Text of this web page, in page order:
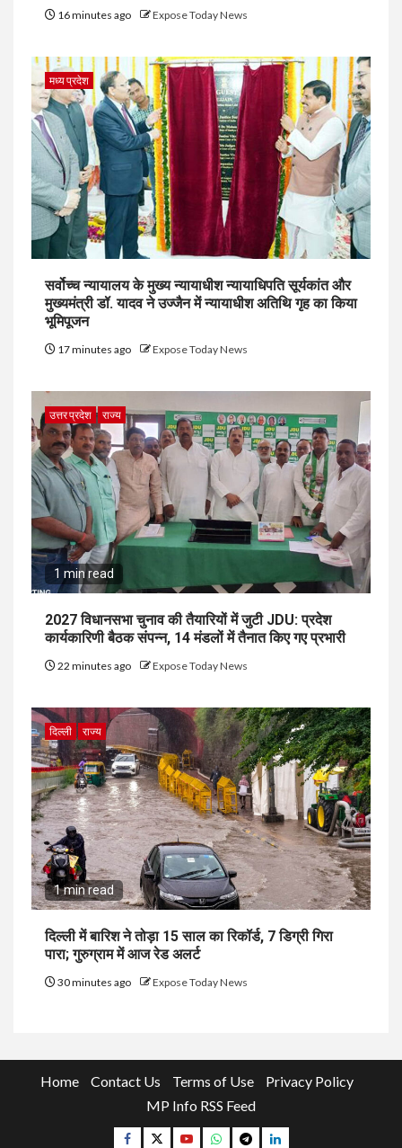
16 minutes ago Expose Today News
मध्य प्रदेश
सर्वोच्च न्यायालय के मुख्‍य न्‍यायाधीश न्यायाधिपति सूर्यकांत और
मुख्यमंत्री डॉ. यादव ने उज्जैन में न्यायाधीश अतिथि गृह का किया
भूमिपूजन
17 minutes ago Expose Today News
उत्तर प्रदेश राज्य
1 min read
2027 विधानसभा चुनाव की तैयारियों में जुटी JDU: प्रदेश
कार्यकारिणी बैठक संपन्न, 14 मंडलों में तैनात किए गए प्रभारी
22 minutes ago Expose Today News
दिल्ली राज्य
1 min read
दिल्ली में बारिश ने तोड़ा 15 साल का रिकॉर्ड, 7 डिग्री गिरा
पारा; गुरुग्राम में आज रेड अलर्ट
30 minutes ago Expose Today News
Home Contact Us Terms of Use
Privacy Policy
MP Info RSS Feed
Facebook
TwitterYouTubeWhatsapp
TelegramLinkedin